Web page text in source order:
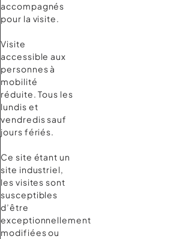
accompagnés
pour la visite.
Visite
accessible aux
personnes à
mobilité
réduite. Tous les
lundis et
vendredis sauf
jours fériés.
Ce site étant un
site industriel,
les visites sont
susceptibles
d’être
exceptionnellement
modifiées ou